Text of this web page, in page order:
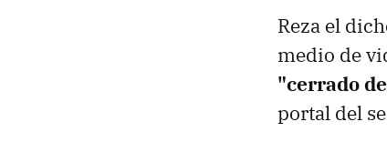
Reza el
medio de
"cerrado
portal del